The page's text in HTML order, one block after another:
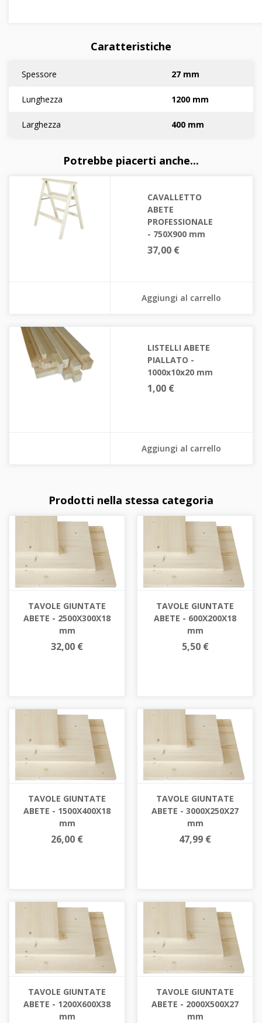
Caratteristiche
Spessore 27 mm
Lunghezza 1200 mm
Larghezza 400 mm
Potrebbe piacerti anche...
CAVALLETTO
ABETE
PROFESSIONALE
- 750X900 mm
37,00 €
Aggiungi al carrello
LISTELLI ABETE
PIALLATO -
1000x10x20 mm
1,00 €
Aggiungi al carrello
Prodotti nella stessa categoria
TAVOLE GIUNTATE
ABETE - 2500X300X18
mm
32,00 €
TAVOLE GIUNTATE
ABETE - 600X200X18
mm
5,50 €
TAVOLE GIUNTATE
ABETE - 1500X400X18
mm
26,00 €
TAVOLE GIUNTATE
ABETE - 3000X250X27
mm
47,99 €
TAVOLE GIUNTATE
ABETE - 1200X600X38
mm
TAVOLE GIUNTATE
ABETE - 2000X500X27
mm